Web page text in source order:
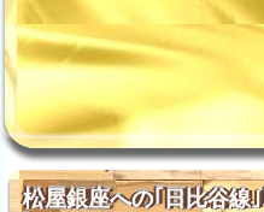
松屋銀座への｢日比谷線